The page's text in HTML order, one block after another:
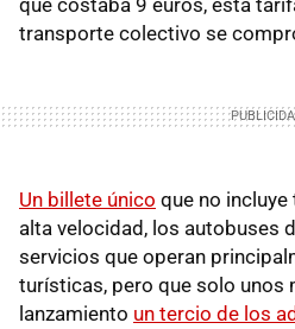
que costaba 9 euros, esta
transporte colectivo se
Un billete único que no
alta velocidad, los autobuses
servicios que operan
turísticas, pero que solo unos
lanzamiento un tercio de los